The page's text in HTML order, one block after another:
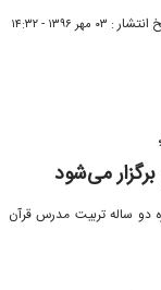
انتشار : ۰۳ مهر ۱۳۹۶ - ۱۴:۳۲
می‌شود
دو ساله تربیت مدرس قرآن‌